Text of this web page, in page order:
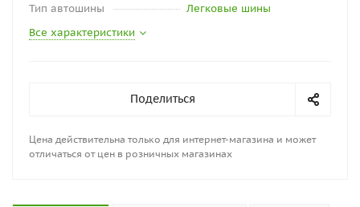
Тип автошины
Легковые шины
Все характеристики
Поделиться
Цена действительна только для интернет-магазина и может
отличаться от цен в розничных магазинах